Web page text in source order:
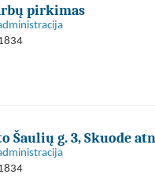
pirkimas
Šaulių g. 3, Skuode